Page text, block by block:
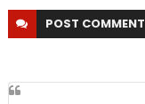
POST COMMENT